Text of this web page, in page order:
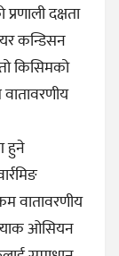
दक्षता
कन्डिसन
किसिमको
हुने
वातावरणीय
ओसियन